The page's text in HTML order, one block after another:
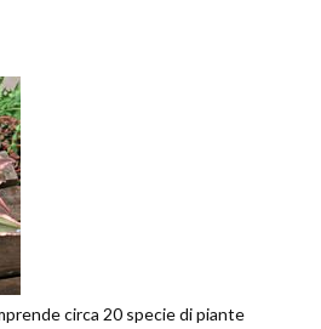
circa 20 specie di piante